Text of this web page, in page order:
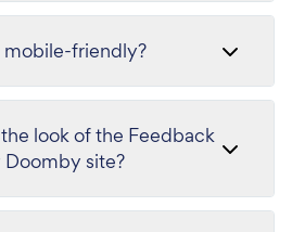
mobile-friendly?
look of the Feedback
site?